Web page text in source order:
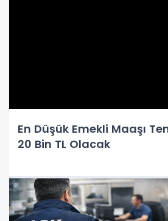
En Düşük Emekli Maaşı
20 Bin TL Olacak